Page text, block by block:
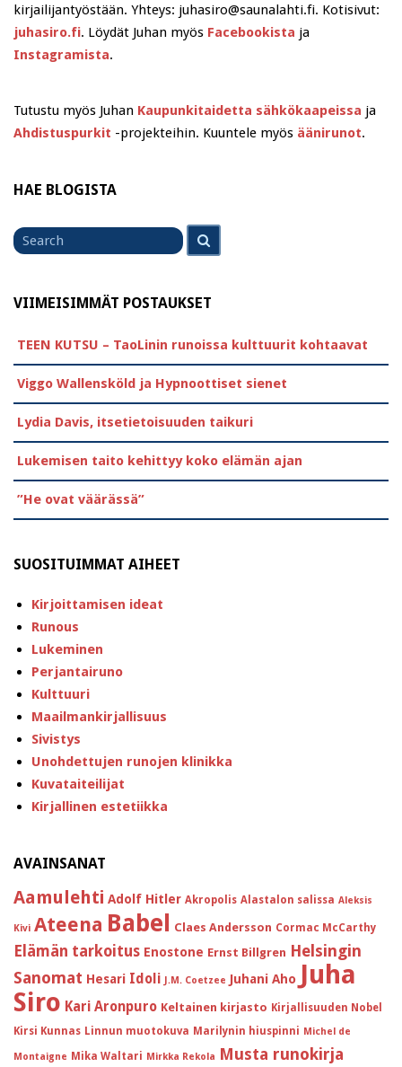
kirjailijantyöstään. Yhteys: juhasiro@saunalahti.fi. Kotisivut:
juhasiro.fi. Löydät Juhan myös Facebookista ja
Instagramista.
Tutustu myös Juhan Kaupunkitaidetta sähkökaapeissa ja
Ahdistuspurkit -projekteihin. Kuuntele myös äänirunot.
HAE BLOGISTA
for
VIIMEISIMMÄT POSTAUKSET
TEEN KUTSU – TaoLinin runoissa kulttuurit kohtaavat
Viggo Wallensköld ja Hypnoottiset sienet
Lydia Davis, itsetietoisuuden taikuri
Lukemisen taito kehittyy koko elämän ajan
”He ovat väärässä”
SUOSITUIMMAT AIHEET
Kirjoittamisen ideat
Runous
Lukeminen
Perjantairuno
Kulttuuri
Maailmankirjallisuus
Sivistys
Unohdettujen runojen klinikka
Kuvataiteilijat
Kirjallinen estetiikka
AVAINSANAT
Aamulehti Adolf Hitler Akropolis Alastalon salissa Aleksis
Kivi Ateena Babel Claes Andersson Cormac McCarthy
Elämän tarkoitus Enostone Ernst Billgren Helsingin
Sanomat Hesari Idoli J.M. Coetzee Juhani Aho Juha
Siro Kari Aronpuro Keltainen kirjasto Kirjallisuuden Nobel
Kirsi Kunnas Linnun muotokuva Marilynin hiuspinni Michel de
Montaigne Mika Waltari Mirkka Rekola Musta runokirja